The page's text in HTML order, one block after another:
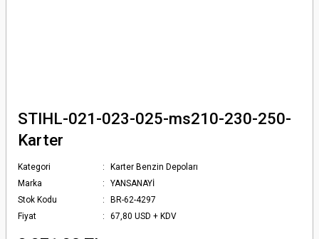
STIHL-021-023-025-ms210-230-250-
Karter
Kategori
Karter Benzin Depoları
Marka
YANSANAYİ
Stok Kodu
BR-62-4297
Fiyat
67,80 USD + KDV